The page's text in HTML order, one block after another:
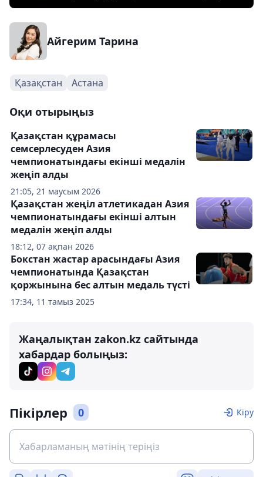
Айгерим Тарина
Қазақстан Астана
Оқи отырыңыз
21:05, 21 маусым 2026
Қазақстан құрамасы
семсерлесуден Азия
чемпионатындағы екінші медалін
жеңіп алды
18:12, 07 ақпан 2026
Қазақстан жеңіл атлетикадан Азия
чемпионатындағы екінші алтын
медалін жеңіп алды
17:34, 11 тамыз 2025
Бокстан жастар арасындағы Азия
чемпионатында Қазақстан
қоржынына бес алтын медаль түсті
Жаңалықтан zakon.kz сайтында
хабардар болыңыз:
Пікірлер 0 Кіру